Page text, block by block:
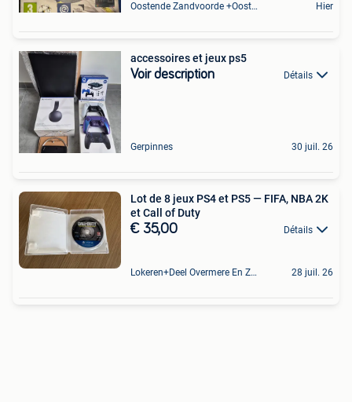
Oostende Zandvoorde +Oostende Hier
accessoires et jeux ps5
Voir description Détails
Gerpinnes 30 juil. 26
Lot de 8 jeux PS4 et PS5 — FIFA, NBA 2K
et Call of Duty
€ 35,00 Détails
Lokeren+Deel Overmere En Zele 28 juil. 26